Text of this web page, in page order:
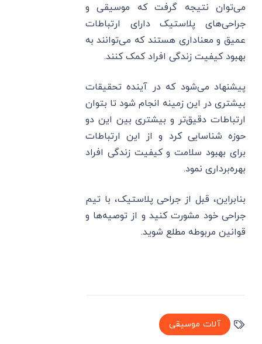
می‌توان نتیجه گرفت که موسیقی و
جراحی‌های پلاستیک دارای ارتباطات
عمیق و معناداری هستند که می‌توانند به
بهبود کیفیت زندگی افراد کمک کنند.
پیشنهاد می‌شود که در آینده تحقیقات
بیشتری در این زمینه انجام شود تا بتوان
ارتباطات دقیق‌تر و بیشتری بین این دو
حوزه شناسایی کرد و از این ارتباطات
برای بهبود سلامت و کیفیت زندگی افراد
بهره‌برداری نمود.
بنابراین، قبل از جراحی پلاستیک، با تیم
جراحی خود مشورت کنید و از توصیه‌ها و
قوانین مربوطه مطلع شوید.
آلات موسیقی